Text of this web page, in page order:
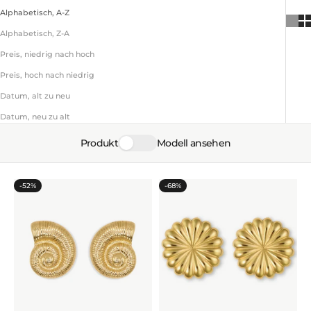
Alphabetisch, A-Z
Alphabetisch, Z-A
Preis, niedrig nach hoch
Preis, hoch nach niedrig
Datum, alt zu neu
Datum, neu zu alt
Produkt Modell ansehen
-52% -68%